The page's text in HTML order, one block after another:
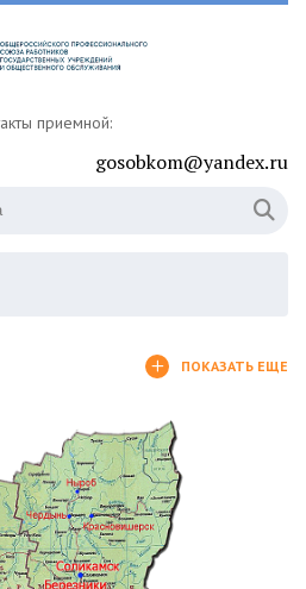
приемной:
gosobkom@yandex.ru
ПОКАЗАТЬ ЕЩЕ